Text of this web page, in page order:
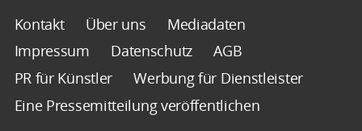
Kontakt Über uns
Mediadaten
Impressum
Datenschutz
AGB
PR für Künstler
Werbung für Dienstleister
Eine Pressemitteilung veröffentlichen